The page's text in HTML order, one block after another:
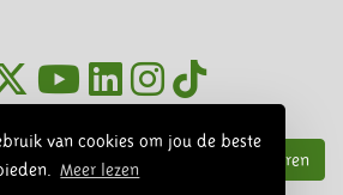
van cookies om jou de beste
Meer lezen
Abonnieren